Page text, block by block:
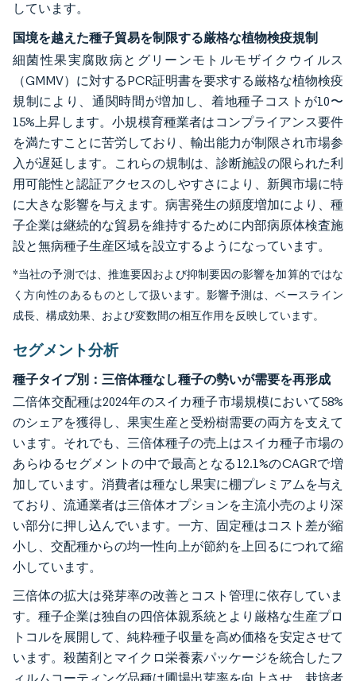
しています。
国境を越えた種子貿易を制限する厳格な植物検疫規制
細菌性果実腐敗病とグリーンモトルモザイクウイルス
（GMMV）に対するPCR証明書を要求する厳格な植物検疫
規制により、通関時間が増加し、着地種子コストが10〜
15%上昇します。小規模育種業者はコンプライアンス要件
を満たすことに苦労しており、輸出能力が制限され市場参
入が遅延します。これらの規制は、診断施設の限られた利
用可能性と認証アクセスのしやすさにより、新興市場に特
に大きな影響を与えます。病害発生の頻度増加により、種
子企業は継続的な貿易を維持するために内部病原体検査施
設と無病種子生産区域を設立するようになっています。
*当社の予測では、推進要因および抑制要因の影響を加算的ではな
く方向性のあるものとして扱います。影響予測は、ベースライン
成長、構成効果、および変数間の相互作用を反映しています。
セグメント分析
種子タイプ別：三倍体種なし種子の勢いが需要を再形成
二倍体交配種は2024年のスイカ種子市場規模において58%
のシェアを獲得し、果実生産と受粉樹需要の両方を支えて
います。それでも、三倍体種子の売上はスイカ種子市場の
あらゆるセグメントの中で最高となる12.1%のCAGRで増
加しています。消費者は種なし果実に棚プレミアムを与え
ており、流通業者は三倍体オプションを主流小売のより深
い部分に押し込んでいます。一方、固定種はコスト差が縮
小し、交配種からの均一性向上が節約を上回るにつれて縮
小しています。
三倍体の拡大は発芽率の改善とコスト管理に依存していま
す。種子企業は独自の四倍体親系統とより厳格な生産プロ
トコルを展開して、純粋種子収量を高め価格を安定させて
います。殺菌剤とマイクロ栄養素パッケージを統合したフ